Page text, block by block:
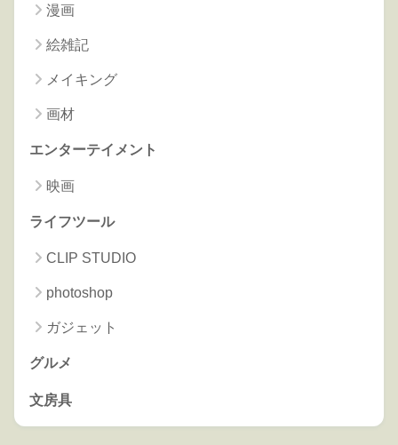
漫画
絵雑記
メイキング
画材
エンターテイメント
映画
ライフツール
CLIP STUDIO
photoshop
ガジェット
グルメ
文房具